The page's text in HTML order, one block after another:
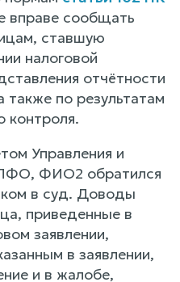
вправе сообщать
ставшую
налоговой
отчётности
также по результатам
контроля.
Управления и
ФИО2 обратился
в суд. Доводы
приведенные в
заявлении,
в заявлении,
и в жалобе,